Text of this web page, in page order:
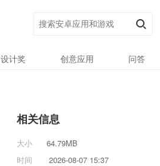
设计奖 创意应用 问答
相关信息
大小
64.79MB
时间
2026-08-07 15:37